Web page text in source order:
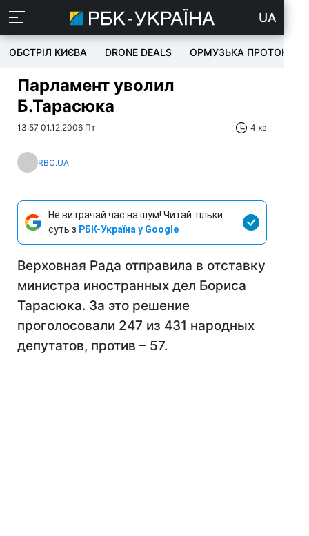
UA
ОБСТРІЛ КИЄВА DRONE DEALS ОРМУЗЬКА ПРОТОКА
Парламент уволил
Б.Тарасюка
13:57 01.12.2006 Пт 4 хв
RBC.UA
Не витрачай час на шум! Читай тільки
суть з РБК-Україна у Google
Верховная Рада отправила в отставку
министра иностранных дел Бориса
Тарасюка. За это решение
проголосовали 247 из 431 народных
депутатов, против – 57.